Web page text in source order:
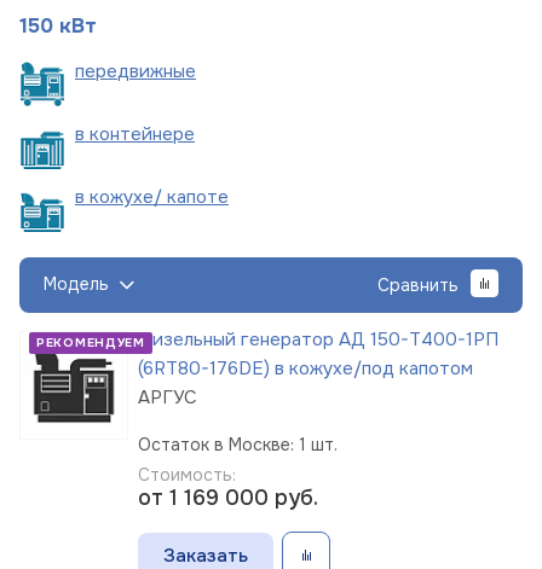
150 кВт
передвижные
в контейнере
в кожухе/ капоте
Модель Сравнить
РЕКОМЕНДУЕМДизельный генератор АД 150-Т400-1РП
(6RT80-176DE) в кожухе/под капотом
АРГУС
Остаток в Москве: 1 шт.
Стоимость:
от 1 169 000 руб.
Заказать